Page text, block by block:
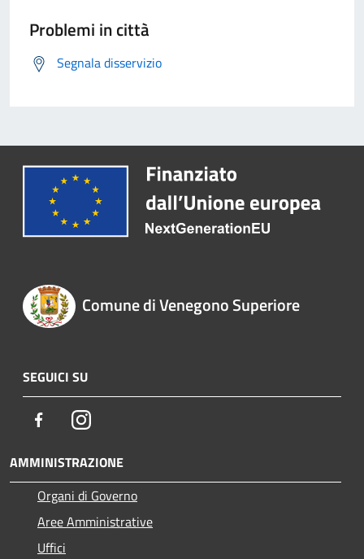
Problemi in città
Segnala disservizio
Comune di Venegono Superiore
SEGUICI SU
FacebookInstagram
AMMINISTRAZIONE
Organi di Governo
Aree Amministrative
Uffici